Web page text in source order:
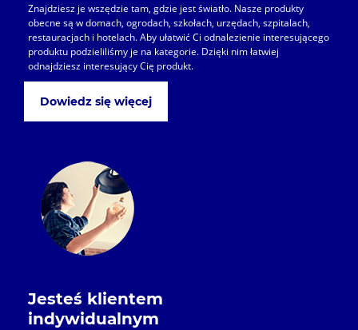
Znajdziesz je wszędzie tam, gdzie jest światło. Nasze produkty
obecne są w domach, ogrodach, szkołach, urzędach, szpitalach,
restauracjach i hotelach. Aby ułatwić Ci odnalezienie interesującego
produktu podzieliliśmy je na kategorie. Dzięki nim łatwiej
odnajdziesz interesujący Cię produkt.
Dowiedz się więcej
Jesteś klientem
indywidualnym